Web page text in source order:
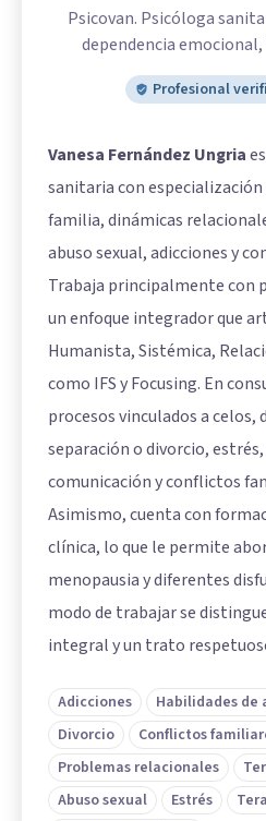
Psicovan. Psicóloga
dependencia
Profesional
Vanesa Fernández Ungria
sanitaria con
familia, dinámicas
abuso sexual, adicciones y
Trabaja principalmente con
un enfoque integrador que
Humanista, Sistémica,
como IFS y Focusing. En
procesos vinculados a
separación o divorcio,
comunicación y conflictos
Asimismo, cuenta con
clínica, lo que le permite
menopausia y diferentes
modo de trabajar se
integral y un trato
Adicciones
Habilidades
Divorcio
Conflictos
Problemas relacionales
Abuso sexual
Estrés